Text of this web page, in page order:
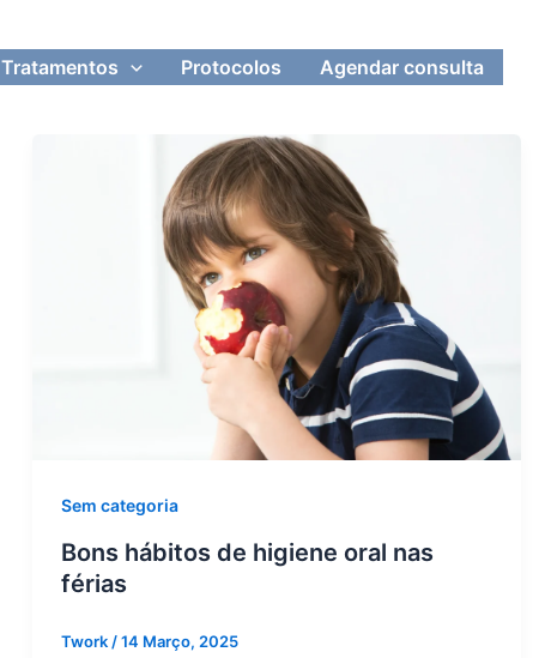
Tratamentos Protocolos Agendar consulta
Sem categoria
Bons hábitos de higiene oral nas
férias
Twork /14 Março, 2025